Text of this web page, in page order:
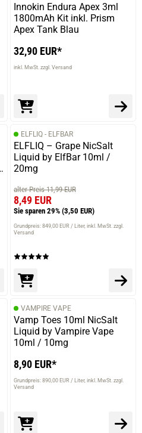
Innokin Endura Apex 3ml
1800mAh Kit inkl. Prism
Apex Tank Blau
32,90 EUR*
inkl. MwSt. zzgl. Versand
ELFLIQ - ELFBAR
ELFLIQ – Grape NicSalt
Liquid by ElfBar 10ml /
20mg
alter Preis 11,99 EUR
8,49 EUR
Sie sparen 29% (3,50 EUR)
Grundpreis: 849,00 EUR / Liter inkl. MwSt. zzgl.
Versand
VAMPIRE VAPE
Vamp Toes 10ml NicSalt
Liquid by Vampire Vape
10ml / 10mg
8,90 EUR*
Grundpreis: 890,00 EUR / Liter inkl. MwSt. zzgl.
Versand